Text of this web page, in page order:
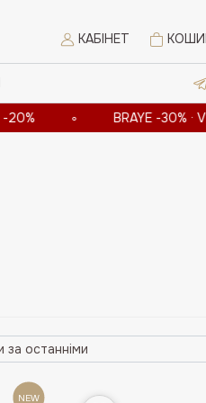
КАБІНЕТ
∘ BRAYE -30% · VT
NEW